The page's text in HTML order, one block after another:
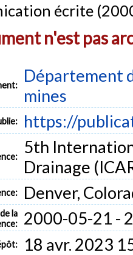
écrite
n'est pas
Département
mines
https://
5th
Drainage
Denver,
la
2000-05-21 -
18 avr. 2023